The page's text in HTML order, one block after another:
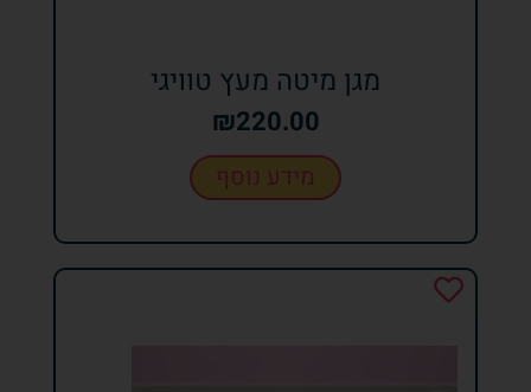
מגן מיטה מעץ טוויגי
₪220.00
מידע נוסף